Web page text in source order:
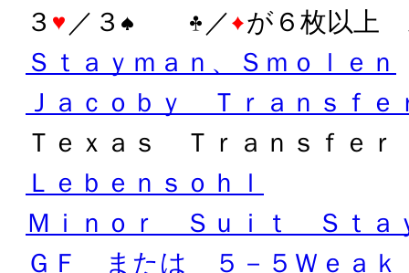
３
／３ ／
が６枚以上
Ｓｔａｙｍａｎ、Ｓｍｏｌｅｎ
Ｊａｃｏｂｙ Ｔｒａｎｓｆｅ
Ｔｅｘａｓ Ｔｒａｎｓｆｅｒ
Ｌｅｂｅｎｓｏｈｌ
Ｍｉｎｏｒ Ｓｕｉｔ Ｓｔａ
ＧＦ または ５－５Ｗｅａ